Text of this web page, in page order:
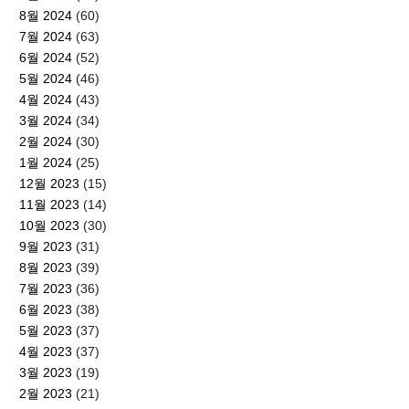
8월 2024 (60)
7월 2024 (63)
6월 2024 (52)
5월 2024 (46)
4월 2024 (43)
3월 2024 (34)
2월 2024 (30)
1월 2024 (25)
12월 2023 (15)
11월 2023 (14)
10월 2023 (30)
9월 2023 (31)
8월 2023 (39)
7월 2023 (36)
6월 2023 (38)
5월 2023 (37)
4월 2023 (37)
3월 2023 (19)
2월 2023 (21)